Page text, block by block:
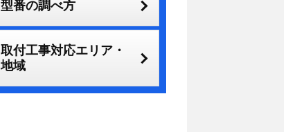
型番の調べ方
取付工事対応エリア・
地域